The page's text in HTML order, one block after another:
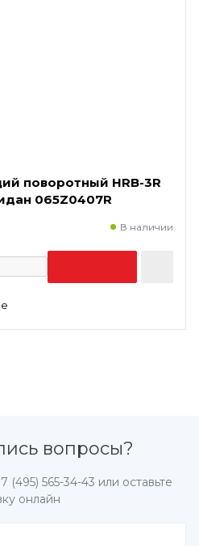
поворотный HRB-3R
065Z0407R
В наличии
вопросы?
(495) 565-34-43 или оставьте
онлайн